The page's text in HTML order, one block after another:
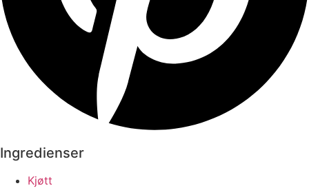
Ingredienser
Kjøtt